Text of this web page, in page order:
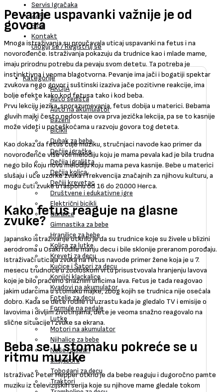
Servis Igračaka
ZZPL
Blog
Kontakt
Uloguj se / Registruj se
Kategorije
AKCIJA
Auto sedišta
Auto na akumulator
Bazeni
Bicikli
Dubak za bebe
Dečije igračke
Dečija igrališta
Dečija kolica
Dečiji krevetac
Društvene i edukativne igre
Električni bicikli
Guralice
Gimnastika za bebe
Hranilice za bebe
Kolica za lutke
Kreveti za decu
Kućice i Šatori za decu
Konjići klackalice
Kvadovi na akumulator
Fotelje za decu
Formule na pedale
Lutke
Motori na akumulator
Njihalice za bebe
Noše i pisoari
Skejtbord
Tobogani za decu
Traktori
Pevanje uspavanki važnije je od
govora
Mnoga istraživanja su proučavala uticaj uspavanki na fetus i na
novorođenče. Istraživanja pokazuju da trudnice kao i mlade mame,
imaju prirodnu potrebu da pevaju svom detetu. Ta potreba je
instinktivna i veoma blagotvorna. Pevanje ima jači i bogatiji spektar
zvukova nego govor i suštinski izaziva jače pozitivne reakcije, ima
bolje efekte kako kod fetusa tako i kod beba.
Prvu lekciju jezika, sporazumevanja, fetus dobija u materici. Bebama
gluvih majki često nedostaje ova prva jezička lekcija, pa se to kasnije
može videti u poteškoćama u razvoju govora tog deteta.
Kao dokaz da fetus čuje muziku, stručnjaci navode kao primer da
novorođenče više voli melodiju koju je mama pevala kad je bila trudna
nego bilo koju novu melodiju koju mama peva kasnije. Bebe u materici
slušaju i uče uzorke zvuka i frekvencija značajnih za njihovu kulturu, a
mogu čuti zvuke u rasponu od 16 do 20.000 Herca.
Kako fetus reaguje na glasne
zvuke?
Japansko istraživanje otkrilo je da su trudnice koje su živele u blizini
aerodroma u Osaki rodile manju decu i bile sklonije preranom porođaju.
Istraživači uticaja zvuka na fetus navode primer žene koja je u 7.
mesecu trudnoće u zoološkom vrtu prisustvovala hranjenju lavova
koje je bilo praćeno snažnim urlicima lava. Fetus je tada reagovao
jakim udarcima u stomaku majke, zbog kojih se trudnica nije osećala
dobro. Kada se dete rodile i u uzrastu kada je gledalo TV i emisije o
lavovima i divljim životinjama, dete je veoma snažno reagovalo na
slične situacije i zvuke sa ekrana.
Beba se u stomaku pokreće se u
ritmu muzike
Istraživač Peter Hepper otkrio je da bebe reaguju i dugoročno pamte
muziku iz televizijskih serija koje su njihove mame gledale tokom